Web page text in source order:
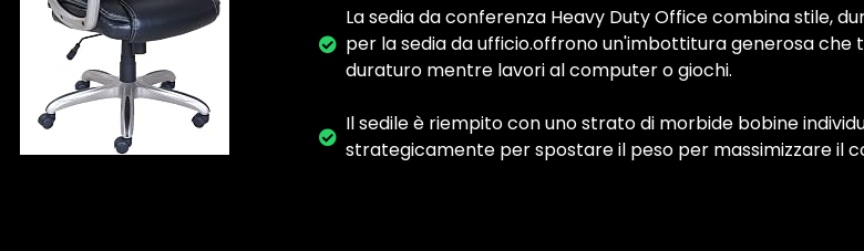
La sedia da conferenza Heavy Duty Office combina stile,
per la sedia da ufficio.offrono un'imbottitura generosa che
duraturo mentre lavori al computer o giochi.
Il sedile è riempito con uno strato di morbide bobine
strategicamente per spostare il peso per massimizzare il